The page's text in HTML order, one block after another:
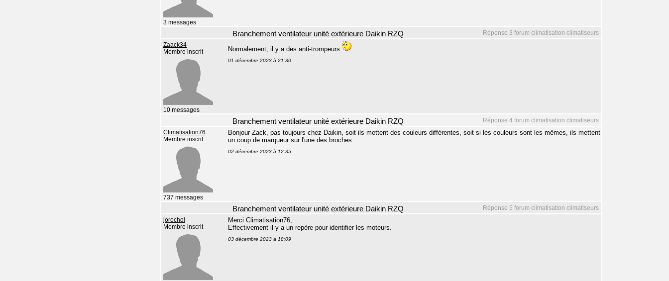
3 messages
Réponse 3 forum climatisation climatiseurs
Branchement ventilateur unité extérieure Daikin RZQ
Zaack34
Membre inscrit
10 messages
Normalement, il y a des anti-trompeurs
01 décembre 2023 à 21:30
Réponse 4 forum climatisation climatiseurs
Branchement ventilateur unité extérieure Daikin RZQ
Climatisation76
Membre inscrit
737 messages
Bonjour Zack, pas toujours chez Daikin, soit ils mettent des couleurs différentes, soit si les couleurs sont les mêmes, ils mettent
un coup de marqueur sur l'une des broches.
02 décembre 2023 à 12:35
Réponse 5 forum climatisation climatiseurs
Branchement ventilateur unité extérieure Daikin RZQ
jorochol
Membre inscrit
Merci Climatisation76,
Effectivement il y a un repère pour identifier les moteurs.
03 décembre 2023 à 18:09